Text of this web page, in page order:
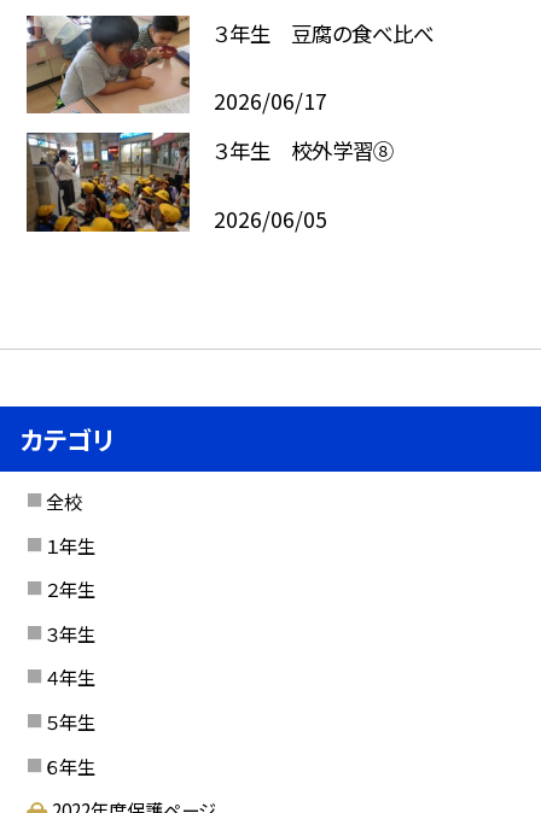
３年生 豆腐の食べ比べ
2026/06/17
３年生 校外学習⑧
2026/06/05
カテゴリ
全校
１年生
２年生
３年生
４年生
５年生
６年生